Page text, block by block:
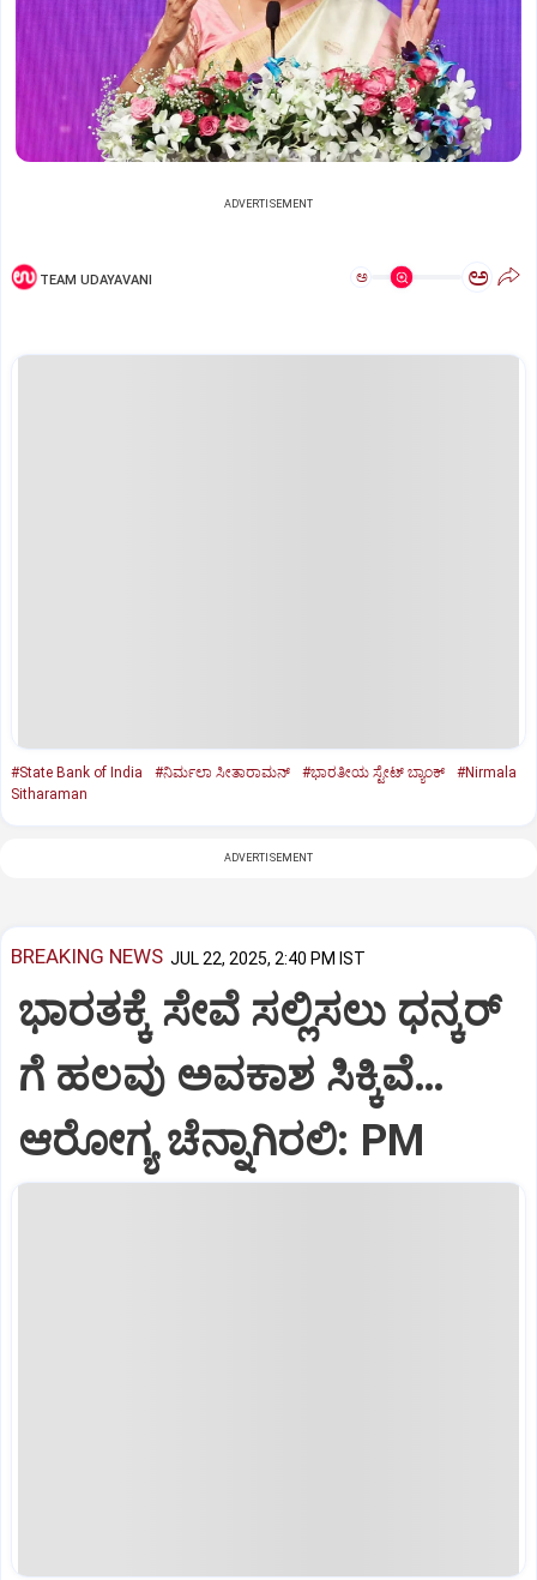
ADVERTISEMENT
TEAM UDAYAVANI ಅ ಅ
#State Bank of India #ನಿರ್ಮಲಾ ಸೀತಾರಾಮನ್‌ #ಭಾರತೀಯ ಸ್ಟೇಟ್‌ ಬ್ಯಾಂಕ್‌
#Nirmala
Sitharaman
ADVERTISEMENT
BREAKING NEWS JUL 22, 2025, 2:40 PM IST
ಭಾರತಕ್ಕೆ ಸೇವೆ ಸಲ್ಲಿಸಲು ಧನ್ಕರ್‌
ಗೆ ಹಲವು ಅವಕಾಶ ಸಿಕ್ಕಿವೆ…
ಆರೋಗ್ಯ ಚೆನ್ನಾಗಿರಲಿ: PM